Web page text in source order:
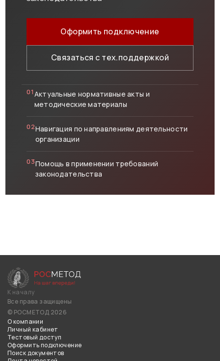
Оформить подключение
Связаться с тех.поддержкой
01Актуальные нормативные акты и
методические материалы
02Навигация по направлениям деятельности
организации
03Помощь в применении требований
законодательства
К началу
Все права защищены
© РОСМЕТОД 2026
О компании
Личный кабинет
Тестовый доступ
Оформить подключение
Поиск документов